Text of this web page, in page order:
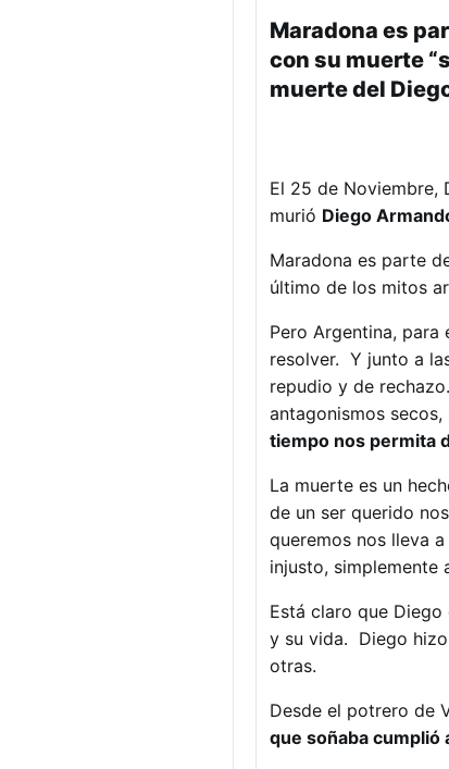
Maradona es
con su muerte
muerte del
El 25 de Noviembre,
murió Diego
Maradona es parte
último de los mitos
Pero Argentina, para
resolver. Y junto a
repudio y de
antagonismos
tiempo nos permita
La muerte es un
de un ser querido
queremos nos lleva
injusto, simplemente
Está claro que
y su vida. Diego
otras.
Desde el potrero de
que soñaba cumplió